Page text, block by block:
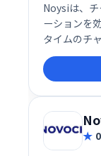
Noysiは、
ーションを
タイムのチ
ラウドスト
提供。ビデ
し、プロジ
ます。アプ
容易です。
も可能です。